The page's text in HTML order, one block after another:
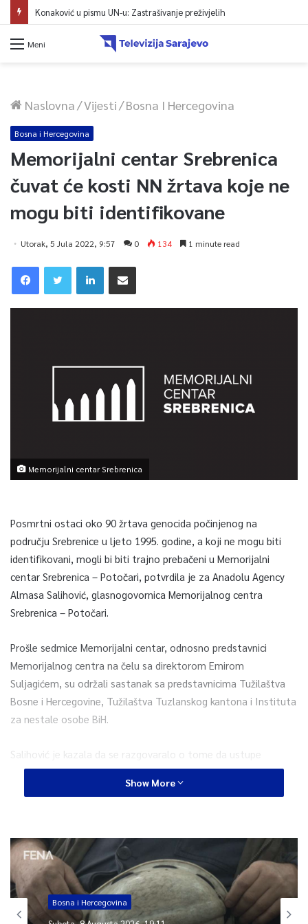
Konaković u pismu UN-u: Zastrašivanje preživjelih
Meni
Naslovna/Vijesti/Bosna I Hercegovina
Bosna i Hercegovina
Memorijalni centar Srebrenica
čuvat će kosti NN žrtava koje ne
mogu biti identifikovane
Utorak, 5 Jula 2022, 9:57 0 134 1 minute read
Memorijalni centar Srebrenica
Posmrtni ostaci oko 90 žrtava genocida počinjenog na
području Srebrenice u ljeto 1995. godine, a koji ne mogu biti
identifikovani, mogli bi biti trajno prebačeni u Memorijalni
centar Srebrenica – Potočari, potvrdila je za Anadolu Agency
Almasa Salihović, glasnogovornica Memorijalnog centra
Srebrenica – Potočari.
Prošle sedmice Memorijalni centar, odnosno predstavnici
Memorijalnog centra na čelu sa direktorom Emirom
Suljagićem, su održali sastanak sa predstavnicima Tužilaštva
Bosne i Hercegovine, Tužilaštva Tuzlanskog kantona i Instituta
za nestale osobe BiH.
Salihović je kazala da se razgovaralo o tome da ustupe
posmrtne ostatke osoba koje niko neće imati da ukopa na
dostojanstven način. Radi se o posmrtnim ostacima koji su
“Memorijalnu centar je zatražio da te kosti budu sačuvani u
kosturnici koja će u narednom periodu biti napravljena za ove
potrebe. To će biti u objektu koji je u tom periodu nazivan
‘Plavi hotel’, a kojeg su koristili vojnici nizozemskog bataljona.
Show More
Bosna i Hercegovina